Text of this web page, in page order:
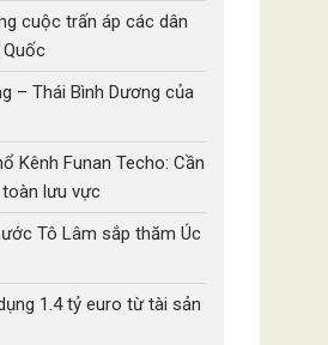
cuộc trấn áp các dân
– Thái Bình Dương của
Kênh Funan Techo: Cần
lưu vực
Tô Lâm sắp thăm Úc
1.4 tỷ euro từ tài sản